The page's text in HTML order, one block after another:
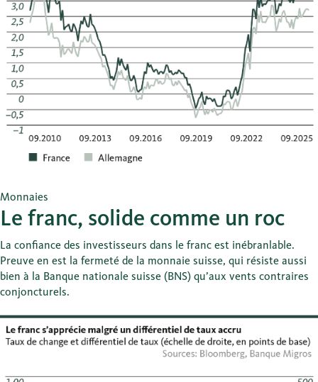
Monnaies
Le franc, solide comme un roc
La confiance des investisseurs dans le franc est inébranlable.
Preuve en est la fermeté de la monnaie suisse, qui résiste aussi
bien à la Banque nationale suisse (BNS) qu’aux vents contraires
conjoncturels.